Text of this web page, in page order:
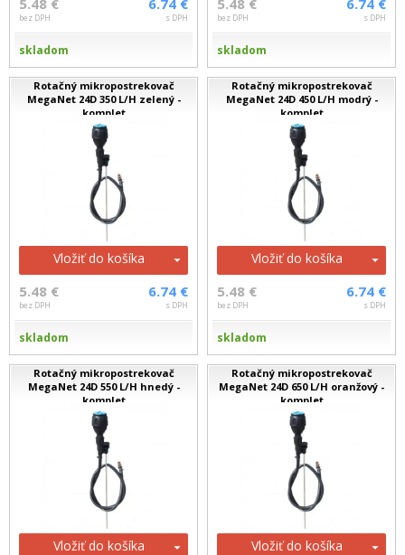
5.48 €
bez DPH
6.74 €
s DPH
skladom
5.48 €
bez DPH
6.74 €
s DPH
skladom
Rotačný mikropostrekovač
MegaNet 24D 350 L/H zelený -
komplet
Vložiť do košíka
5.48 €
bez DPH
6.74 €
s DPH
skladom
Rotačný mikropostrekovač
MegaNet 24D 450 L/H modrý -
komplet
Vložiť do košíka
5.48 €
bez DPH
6.74 €
s DPH
skladom
Rotačný mikropostrekovač
MegaNet 24D 550 L/H hnedý -
komplet
Vložiť do košíka
Rotačný mikropostrekovač
MegaNet 24D 650 L/H oranžový -
komplet
Vložiť do košíka